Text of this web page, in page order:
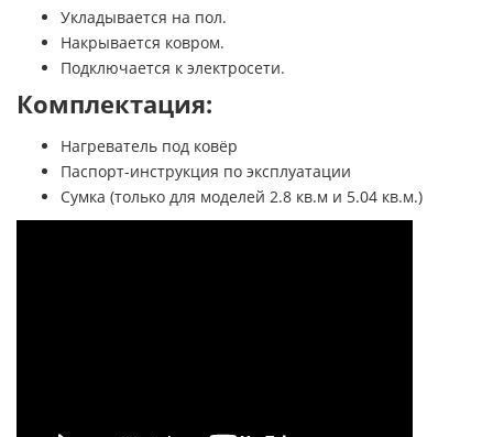
Укладывается на пол.
Накрывается ковром.
Подключается к электросети.
Комплектация:
Нагреватель под ковёр
Паспорт-инструкция по эксплуатации
Сумка (только для моделей 2.8 кв.м и 5.04 кв.м.)